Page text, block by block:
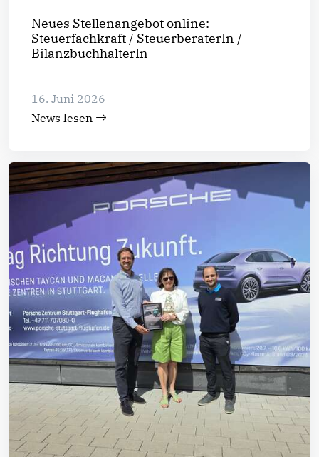
Neues Stellenangebot online:
Steuerfachkraft / SteuerberaterIn /
BilanzbuchhalterIn
16. Juni 2026
News lesen